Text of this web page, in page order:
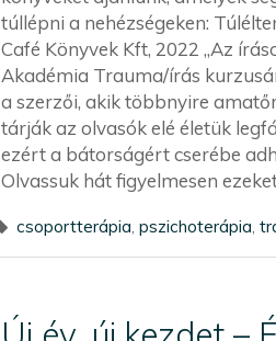
túllépni a nehézségeken:
Café Könyvek Kft, 2022 „Az
Akadémia Trauma/írás
a szerzői, akik többnyire
tárják az olvasók elé életük
ezért a bátorságért cserébe
Olvassuk hát figyelmesen
csoportterápia, pszichoterápia,